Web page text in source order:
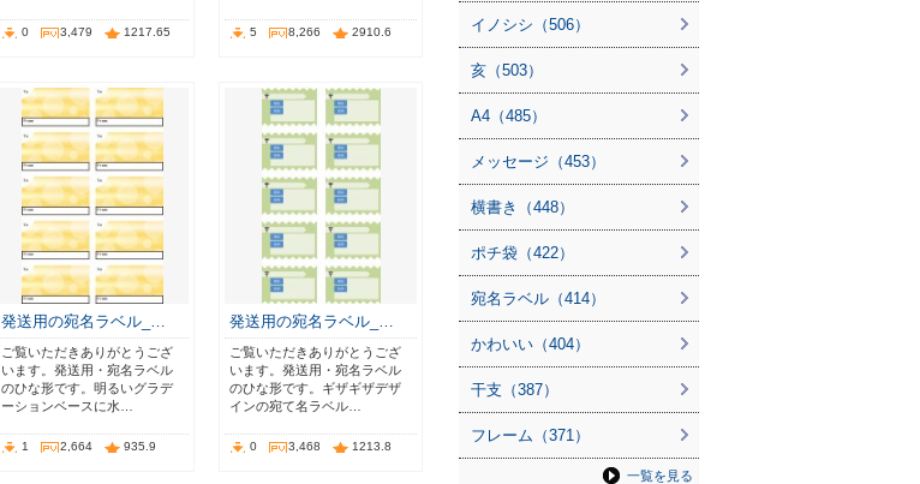
0 3,479 1217.65 5 8,266 2910.6
発送用の宛名ラベル_…
ご覧いただきありがとうござ
います。発送用・宛名ラベル
のひな形です。明るいグラデ
ーションベースに水…
1 2,664 935.9
発送用の宛名ラベル_…
ご覧いただきありがとうござ
います。発送用・宛名ラベル
のひな形です。ギザギザデザ
インの宛て名ラベル…
0 3,468 1213.8
イノシシ（506）
亥（503）
A4（485）
メッセージ（453）
横書き（448）
ポチ袋（422）
宛名ラベル（414）
かわいい（404）
干支（387）
フレーム（371）
一覧を見る